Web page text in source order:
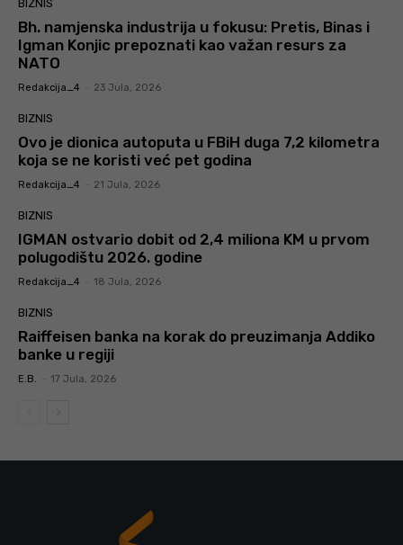
BIZNIS
Bh. namjenska industrija u fokusu: Pretis, Binas i
Igman Konjic prepoznati kao važan resurs za
NATO
Redakcija_4 23 Jula, 2026
BIZNIS
Ovo je dionica autoputa u FBiH duga 7,2 kilometra
koja se ne koristi već pet godina
Redakcija_4 21 Jula, 2026
BIZNIS
IGMAN ostvario dobit od 2,4 miliona KM u prvom
polugodištu 2026. godine
Redakcija_4 18 Jula, 2026
BIZNIS
Raiffeisen banka na korak do preuzimanja Addiko
banke u regiji
E.B. 17 Jula, 2026